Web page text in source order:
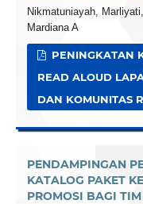
Nikmatuniayah,
Mardiana A
PENINGKATAN
READ ALOUD
DAN KOMUNITAS
PENDAMPINGAN
KATALOG PAKET
PROMOSI BAGI